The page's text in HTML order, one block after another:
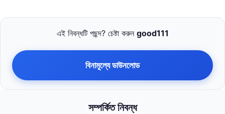
এই নিবন্ধটি পছন্দ? চেষ্টা করুন good111
বিনামূল্যে ডাউনলোড
সম্পর্কিত নিবন্ধ